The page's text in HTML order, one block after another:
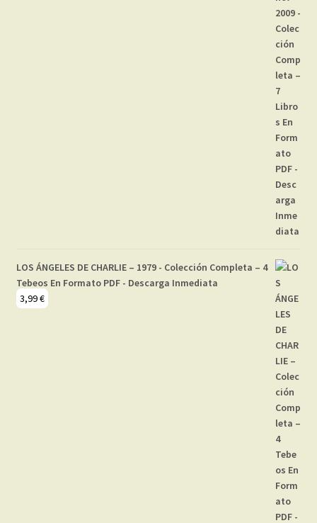
LOS ÁNGELES DE CHARLIE – 1979 - Colección Completa – 4
Tebeos En Formato PDF - Descarga Inmediata
3,99€